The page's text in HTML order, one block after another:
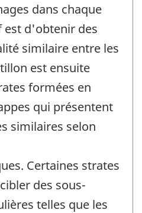
dans chaque
est d'obtenir des
similaire entre les
est ensuite
formées en
qui présentent
similaires selon
Certaines strates
des sous-
telles que les